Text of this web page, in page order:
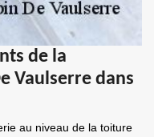
de la
Vaulserre dans
au niveau de la toiture